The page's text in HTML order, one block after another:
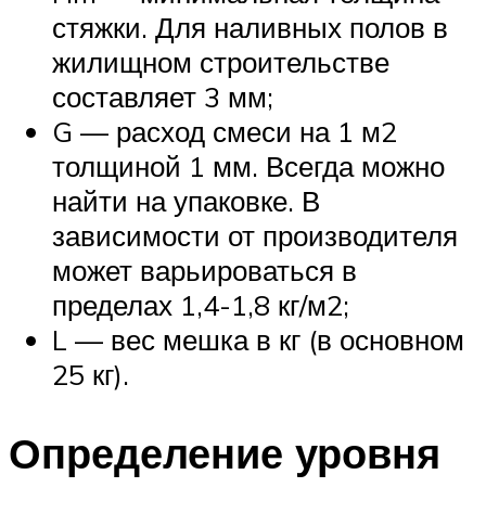
стяжки. Для наливных полов в
жилищном строительстве
составляет 3 мм;
G — расход смеси на 1 м2
толщиной 1 мм. Всегда можно
найти на упаковке. В
зависимости от производителя
может варьироваться в
пределах 1,4-1,8 кг/м2;
L — вес мешка в кг (в основном
25 кг).
Определение уровня